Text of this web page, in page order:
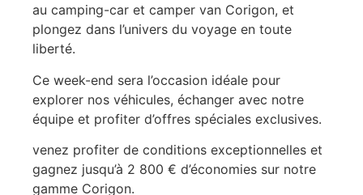
au camping-car et camper van Corigon, et
plongez dans l’univers du voyage en toute
liberté.
Ce week-end sera l’occasion idéale pour
explorer nos véhicules, échanger avec notre
équipe et profiter d’offres spéciales exclusives.
venez profiter de conditions exceptionnelles et
gagnez jusqu’à 2 800 € d’économies sur notre
gamme Corigon.